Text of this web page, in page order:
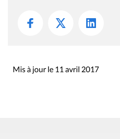
Mis à jour le 11 avril 2017